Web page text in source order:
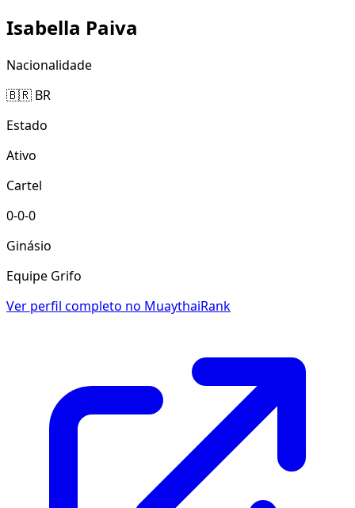
Isabella Paiva
Nacionalidade
🇧🇷 BR
Estado
Ativo
Cartel
0-0-0
Ginásio
Equipe Grifo
Ver perfil completo no MuaythaiRank